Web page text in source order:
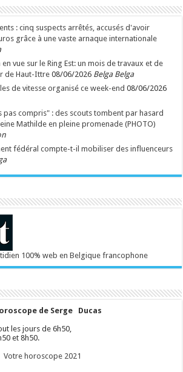
: cinq suspects arrêtés, accusés d'avoir
grâce à une vaste arnaque internationale
vue sur le Ring Est: un mois de travaux et de
de Haut-Ittre 08/06/2026 Belga Belga
de vitesse organisé ce week-end 08/06/2026
pas compris" : des scouts tombent par hasard
Mathilde en pleine promenade (PHOTO)
fédéral compte-t-il mobiliser des influenceurs
100% web en Belgique francophone
de Serge Ducas
les jours de 6h50,
et 8h50.
horoscope 2021